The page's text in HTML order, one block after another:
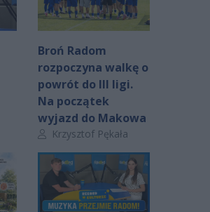
Broń Radom
rozpoczyna walkę o
powrót do III ligi.
Na początek
wyjazd do Makowa
Autor artykułu:
Krzysztof Pękała